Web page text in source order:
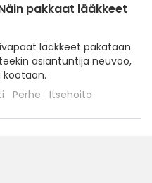
pakkaat lääkkeet
lääkkeet pakataan
asiantuntija neuvoo,
Perhe Itsehoito